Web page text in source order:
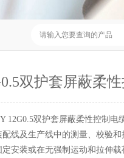
双护套屏蔽柔
12G0.5双护套屏蔽柔性控制电
线及生产线中的测量、校验
安装或在无强制运动和拉伸